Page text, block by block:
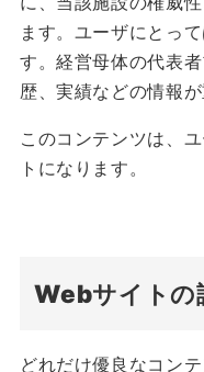
ます。ユーザにとっ
す。経営母体の代表
歴、実績などの情報が
このコンテンツは、
トになります。
Webサイトの
どれだけ優良なコン